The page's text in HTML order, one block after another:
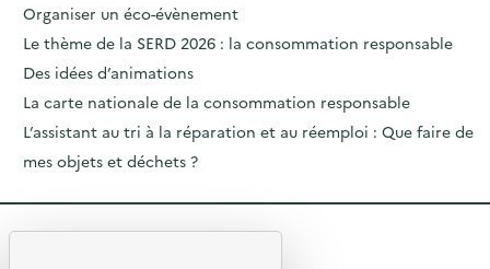
Organiser un éco-évènement
Le thème de la SERD 2026 : la consommation responsable
Des idées d’animations
La carte nationale de la consommation responsable
L’assistant au tri à la réparation et au réemploi : Que faire de
mes objets et déchets ?